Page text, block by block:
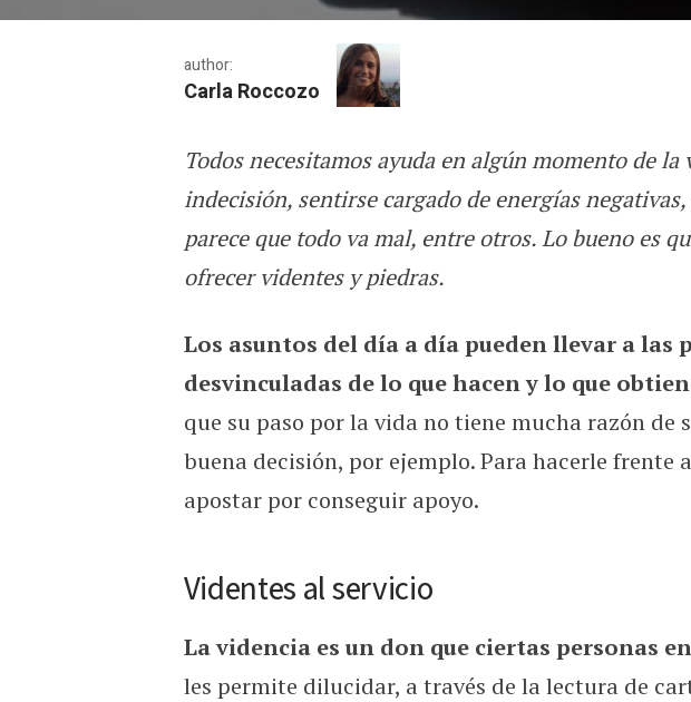
author:
Carla Roccozo
¿Cómo obtener ayuda para el día a día
Todos necesitamos ayuda en algún momento de la
indecisión, sentirse cargado de energías
parece que todo va mal, entre otros. Lo bueno es
ofrecer videntes y piedras.
Los asuntos del día a día pueden llevar a las
desvinculadas de lo que hacen y lo que
que su paso por la vida no tiene mucha razón de
buena decisión, por ejemplo. Para hacerle frente
apostar por conseguir apoyo.
Videntes al servicio
La videncia es un don que ciertas personas
les permite dilucidar, a través de la lectura de